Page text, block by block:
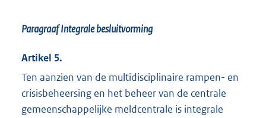
Paragraaf Integrale besluitvorming
Artikel 5.
Ten aanzien van de multidisciplinaire rampen- en
crisisbeheersing en het beheer van de centrale
gemeenschappelijke meldcentrale is integrale